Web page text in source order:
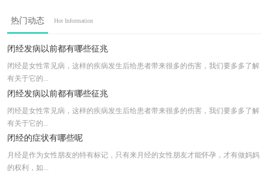
热门动态 Hot Information
闭经发病以前都有哪些征兆
闭经是女性常见病，这样的疾病发生后给患者带来很多的伤害，我们要多多了解
有关于它的...
闭经发病以前都有哪些征兆
闭经是女性常见病，这样的疾病发生后给患者带来很多的伤害，我们要多多了解
有关于它的...
闭经的症状有哪些呢
月经是作为女性朋友的特有标记，只有来月经的女性朋友才能怀孕，才有做妈妈
的权利，如...